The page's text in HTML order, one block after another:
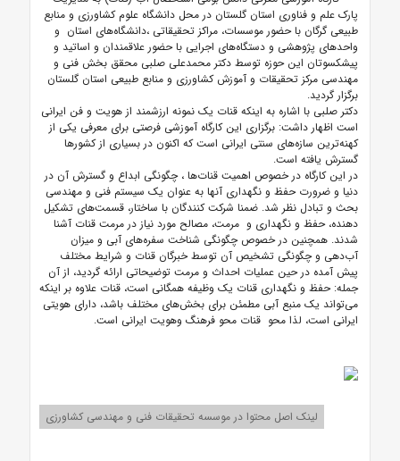
پارک علم و فناوری استان گلستان در محل دانشگاه علوم کشاورزی و منابع
طبیعی گرگان با حضور موسسات، مراکز تحقیقاتی ،دانشگاه­­‌های استان و
واحدهای پژوهشی و دستگا­ه‌های اجرایی با حضور علاقمندان و اساتید و
پیشکسوتان این حوزه توسط دکتر محمدعلی صلبی محقق بخش فنی و
مهندسی مرکز تحقیقات و آموزش کشاورزی و منابع طبیعی استان گلستان
برگزار گردید.
دکتر صلبی با اشاره به اینکه قنات یک نمونه ارزشمند از هویت و فن ایرانی
است اظهار داشت: برگزاری این کارگاه آموزشی فرصتی برای معرفی یکی از
کهنه‌­ترین سازه‌­های سنتی ایرانی است که اکنون در بسیاری از کشورها
گسترش یافته است.
در این کارگاه در خصوص اهمیت قنات‌ها ، چگونگی ابداع و گسترش آن در
دنیا و ضرورت حفظ و نگهداری آنها به عنوان یک سیستم فنی و مهندسی
بحث و تبادل نظر شد. ضمنا شرکت کنندگان با ساختار، قسمت­‌های تشکیل
دهنده، حفظ و نگهداری و مرمت، مصالح مورد نیاز در مرمت قنات آشنا
شدند. همچنین در خصوص چگونگی شناخت سفره­‌های آبی و میزان
آب‌دهی و چگونگی تشخیص آن توسط خبرگان قنات و شرایط مختلف
پیش آمده در حین عملیات احداث و مرمت توضیحاتی ارائه گردید، از آن
جمله: حفظ و نگهداری قنات یک وظیفه همگانی است، قنات علاوه بر اینکه
م­ی‌تواند یک منبع آبی مطمئن برای بخش‌­های مختلف باشد، دارای هویتی
ایرانی است، لذا محو قنات محو فرهنگ وهویت ایرانی است.
لینک اصل محتوا در موسسه تحقیقات فنی و مهندسی کشاورزی